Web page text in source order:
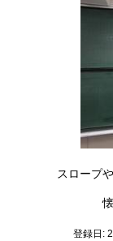
スロープ
登録日: